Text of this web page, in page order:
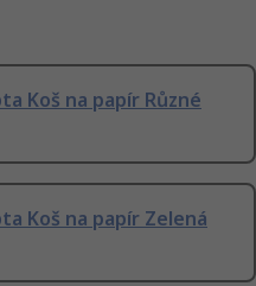
Koš na papír Různé
Koš na papír Zelená